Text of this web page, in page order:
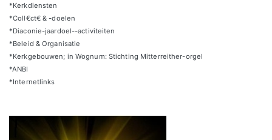
*Kerkdiensten
*Coll€ct€ & -doelen
*Diaconie-jaardoel--activiteiten
*Beleid & Organisatie
*Kerkgebouwen; in Wognum: Stichting Mitterreither-orgel
*ANBI
*Internetlinks